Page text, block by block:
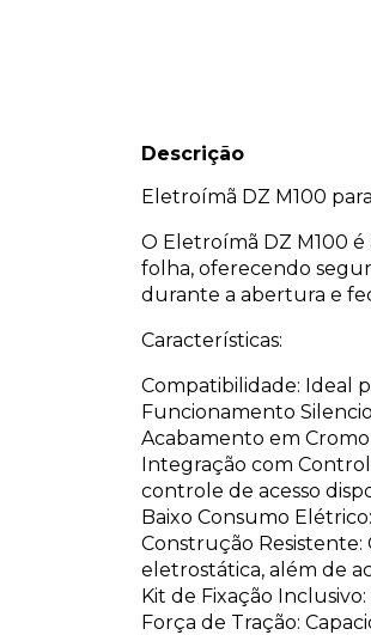
Descrição
Eletroímã DZ M100
O Eletroímã DZ M100
folha, oferecendo
durante a abertura e
Características:
Compatibilidade: Ideal
Funcionamento
Acabamento em
Integração com
controle de acesso
Baixo Consumo
Construção
eletrostática, além de
Kit de Fixação
Força de Tração: